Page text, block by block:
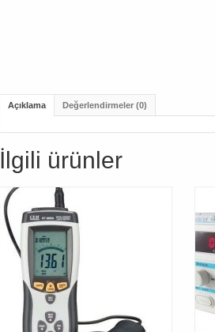
Açıklama Değerlendirmeler (0)
İlgili ürünler